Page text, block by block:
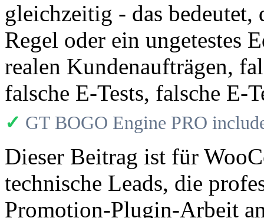
gleichzeitig - das
Regel oder ein ungetestes
realen Kundenaufträgen,
falsche E-Tests, falsche E-
✓ GT BOGO Engine PRO
Dieser Beitrag ist für
technische Leads, die
Promotion-Plugin-Arbeit